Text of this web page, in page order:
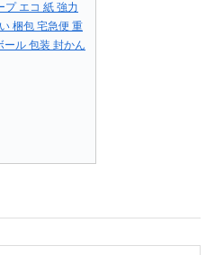
プ エコ 紙 強力
梱包 宅急便 重
ール 包装 封かん